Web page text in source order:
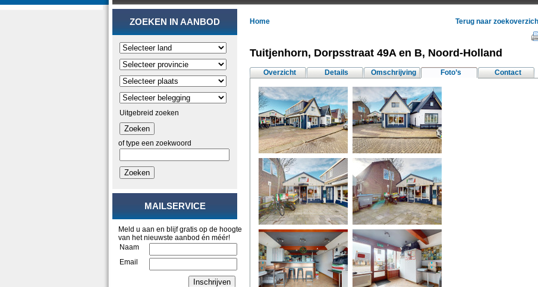
ZOEKEN IN AANBOD
Uitgebreid zoeken
Zoeken
of type een zoekwoord
Zoeken
MAILSERVICE
Meld u aan en blijf gratis op de hoogte
van het nieuwste aanbod én méér!
Naam
Email
Inschrijven
Home Terug naar
Tuitjenhorn, Dorpsstraat 49A en B, Noord-Holland
Overzicht Details Omschrijving Foto’s Contact